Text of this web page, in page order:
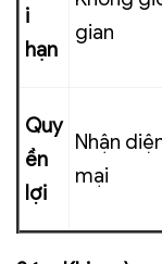
i
hạn
gian
Quy
ền
lợi
Nhận
mại